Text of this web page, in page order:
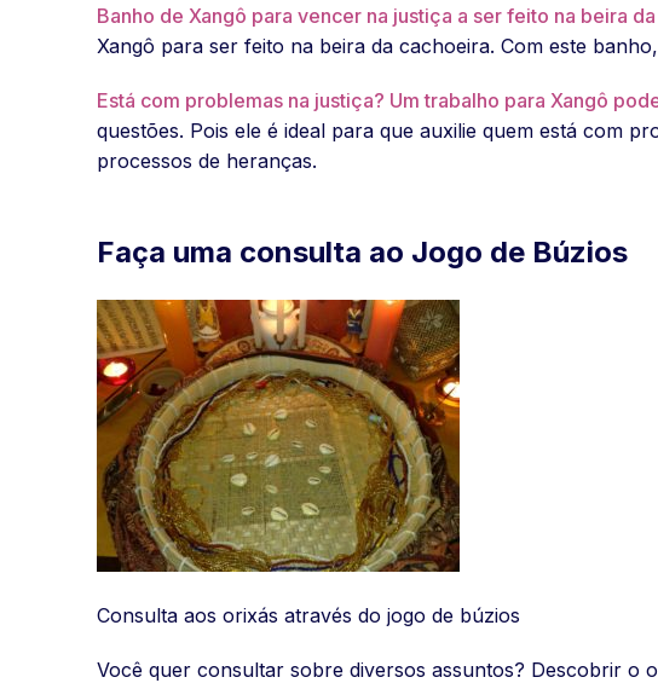
Banho de Xangô para vencer na justiça a ser feito na beira
Xangô para ser feito na beira da cachoeira. Com este
Está com problemas na justiça? Um trabalho para Xangô
questões. Pois ele é ideal para que auxilie quem está com
processos de heranças.
Faça uma consulta ao Jogo de Búzios
Consulta aos orixás através do jogo de búzios
Você quer consultar sobre diversos assuntos? Descobrir o